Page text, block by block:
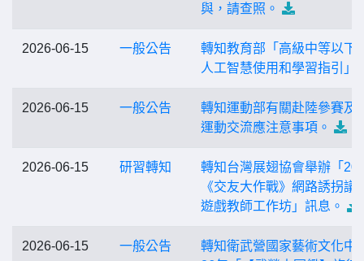
與，請查照。
2026-06-15 一般公告
轉知教育部「高級中等以下
人工智慧使用和學習指引」
2026-06-15 一般公告
轉知運動部有關赴陸參賽及
運動交流應注意事項。
2026-06-15 研習轉知
轉知台灣展翅協會舉辦「
《交友大作戰》網路誘拐議
遊戲教師工作坊」訊息。
2026-06-15 一般公告
轉知衛武營國家藝術文化中